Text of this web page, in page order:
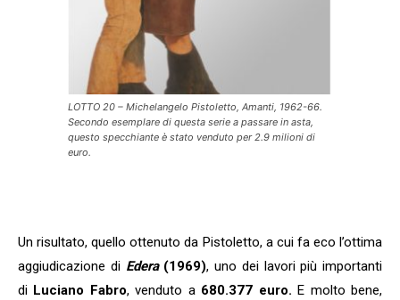
LOTTO 20 – Michelangelo Pistoletto, Amanti, 1962-66.
Secondo esemplare di questa serie a passare in asta,
questo specchiante è stato venduto per 2.9 milioni di
euro.
Un risultato, quello ottenuto da Pistoletto, a cui fa eco l’ottima
aggiudicazione di Edera(1969), uno dei lavori più importanti
di Luciano Fabro, venduto a 680.377 euro. E molto bene,